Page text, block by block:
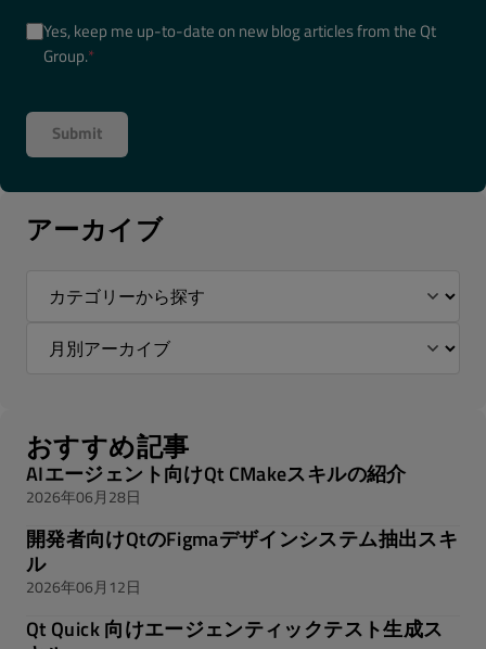
Yes, keep me up-to-date on new blog articles from the Qt
Group.*
アーカイブ
おすすめ記事
AIエージェント向けQt CMakeスキルの紹介
2026年06月28日
開発者向けQtのFigmaデザインシステム抽出スキ
ル
2026年06月12日
Qt Quick 向けエージェンティックテスト生成ス